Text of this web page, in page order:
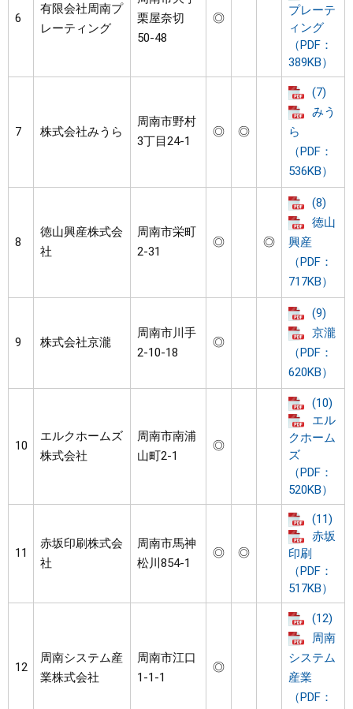
6
有限会社周南プ
レーティング
栗屋奈切
50-48
◎
プレーテ
ィング
（PDF：
389KB）
7 株式会社みうら
周南市野村
3丁目24-1
◎ ◎
(7)
みう
ら
（PDF：
536KB）
8
徳山興産株式会
社
周南市栄町
2-31
◎ ◎
(8)
徳山
興産
（PDF：
717KB）
9 株式会社京瀧
周南市川手
2-10-18
◎
(9)
京瀧
（PDF：
620KB）
10
エルクホームズ
株式会社
周南市南浦
山町2-1
◎
(10)
エル
クホーム
ズ
（PDF：
520KB）
11
赤坂印刷株式会
社
周南市馬神
松川854-1
◎ ◎
(11)
赤坂
印刷
（PDF：
517KB）
12
周南システム産
業株式会社
周南市江口
1-1-1
◎
(12)
周南
システム
産業
（PDF：